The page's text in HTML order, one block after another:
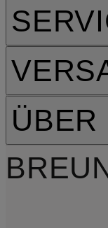
ÜBER